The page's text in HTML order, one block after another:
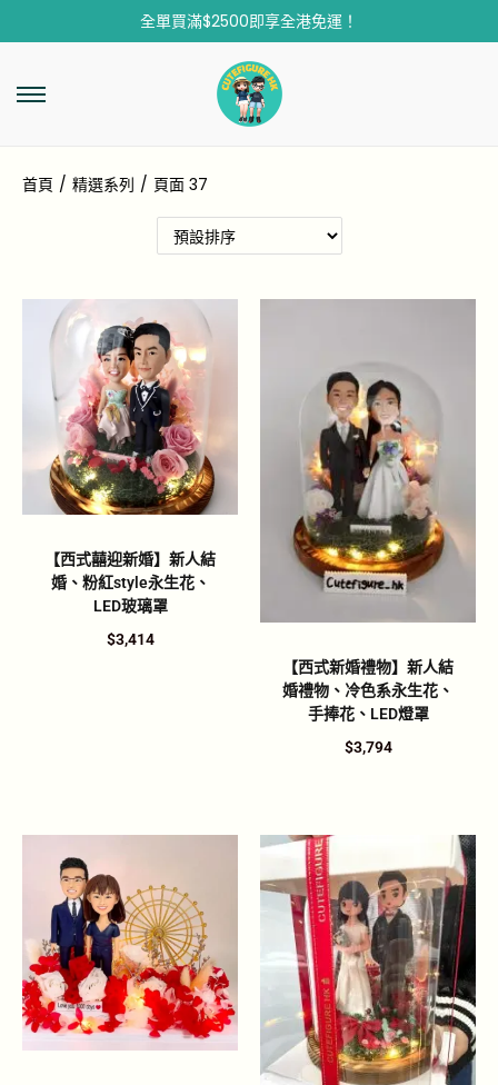
全單買滿$2500即享全港免運！
首頁 / 精選系列 / 頁面 37
【西式囍迎新婚】新人結
婚、粉紅style永生花、
LED玻璃罩
$3,414
【西式新婚禮物】新人結
婚禮物、冷色系永生花、
手捧花、LED燈罩
$3,794